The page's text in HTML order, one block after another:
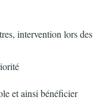
intervention lors des
et ainsi bénéficier